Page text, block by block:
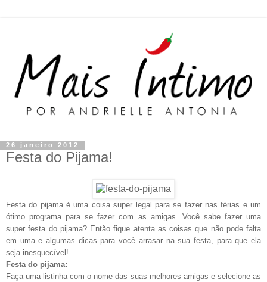
26 janeiro 2012
Festa do Pijama!
Festa do pijama é uma coisa super legal para se fazer nas férias e um
ótimo programa para se fazer com as amigas. Você sabe fazer uma
super festa do pijama? Então fique atenta as coisas que não pode falta
em uma e algumas dicas para você arrasar na sua festa, para que ela
seja inesquecível!
Festa do pijama:
Faça uma listinha com o nome das suas melhores amigas e selecione as